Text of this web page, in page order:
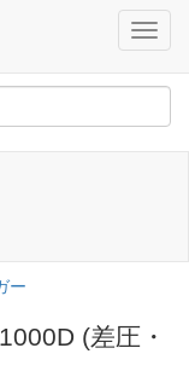
ー
(差圧・